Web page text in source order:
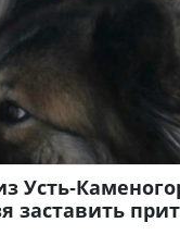
Усть-
заставить